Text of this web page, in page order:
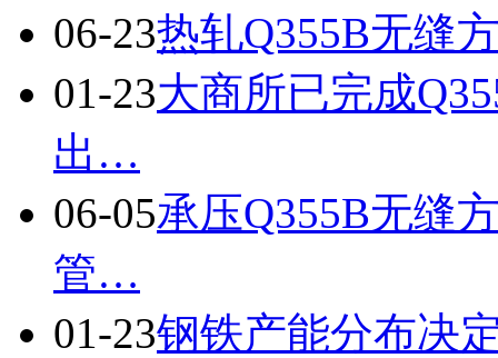
06-23热轧Q355B无缝
01-23大商所已完成
出…
06-05承压Q355B无缝
管…
01-23钢铁产能分布决